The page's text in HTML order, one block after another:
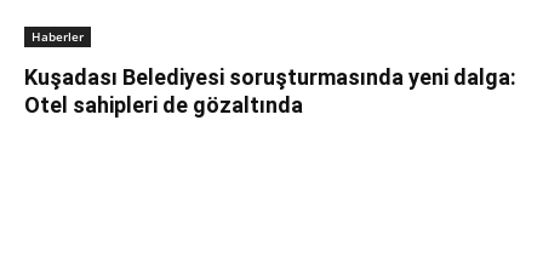
Haberler
Kuşadası Belediyesi soruşturmasında yeni dalga:
Otel sahipleri de gözaltında